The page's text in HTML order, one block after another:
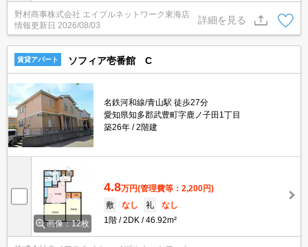
ご提案します。現地集合・オンライン対応！
野村商事株式会社 エイブルネットワーク東海店
情報更新日 2026/08/03
詳細を見る
賃貸アパート ソフィア壱番館 C
名鉄河和線/青山駅 徒歩27分
愛知県知多郡武豊町字鹿ノ子田1丁目
築26年
2階建
画像：12枚
4.8万円(管理費等：2,200円)
敷
なし 礼
なし
1階
2DK 46.92m²